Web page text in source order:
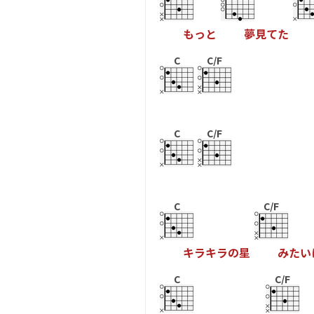
もっ と 夢見てた
C C/F
C C/F
C
キラキラの星
C/F
みたい
C C/F